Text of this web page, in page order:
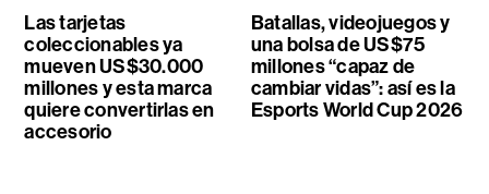
Las tarjetas
coleccionables ya
mueven US$30.000
millones y esta marca
quiere convertirlas en
accesorio
Batallas, videojuegos y
una bolsa de US$75
millones “capaz de
cambiar vidas”: así es la
Esports World Cup 2026